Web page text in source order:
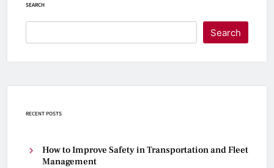
SEARCH
Search
RECENT POSTS
How to Improve Safety in Transportation and Fleet
Management